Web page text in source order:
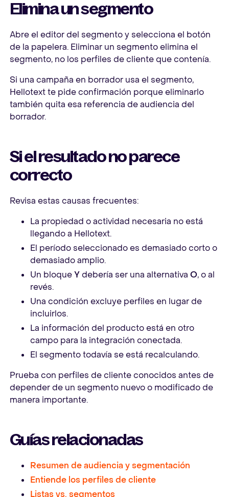
Elimina un segmento
Abre el editor del segmento y selecciona el botón
de la papelera. Eliminar un segmento elimina el
segmento, no los perfiles de cliente que contenía.
Si una campaña en borrador usa el segmento,
Hellotext te pide confirmación porque eliminarlo
también quita esa referencia de audiencia del
borrador.
Si el resultado no parece
correcto
Revisa estas causas frecuentes:
La propiedad o actividad necesaria no está
llegando a Hellotext.
El período seleccionado es demasiado corto o
demasiado amplio.
Un bloqueYdebería ser una alternativa O, o al
revés.
Una condición excluye perfiles en lugar de
incluirlos.
La información del producto está en otro
campo para la integración conectada.
El segmento todavía se está recalculando.
Prueba con perfiles de cliente conocidos antes de
depender de un segmento nuevo o modificado de
manera importante.
Guías relacionadas
Resumen de audiencia y segmentación
Entiende los perfiles de cliente
Listas vs. segmentos